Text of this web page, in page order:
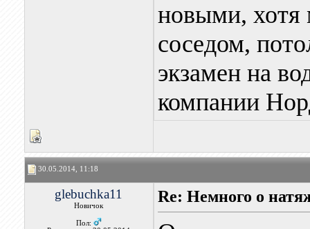
новыми, хотя
соседом,
экзамен на
компании
30.05.2014, 11:18
glebuchka11
Новичок
Пол:
Re: Немного о